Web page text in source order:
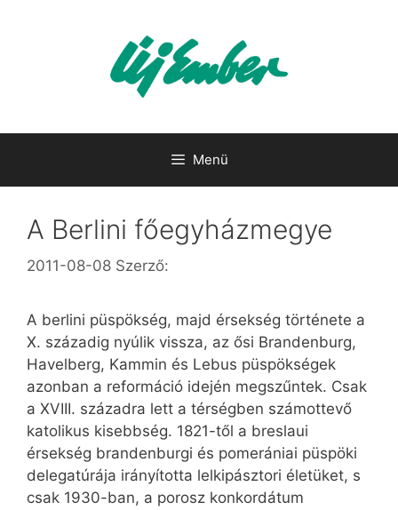
Menü
A Berlini főegyházmegye
2011-08-08 Szerző:
A berlini püspökség, majd érsekség története a
X. századig nyúlik vissza, az ősi Brandenburg,
Havelberg, Kammin és Lebus püspökségek
azonban a reformáció idején megszűntek. Csak
a XVIII. századra lett a térségben számottevő
katolikus kisebbség. 1821-től a breslaui
érsekség brandenburgi és pomerániai püspöki
delegatúrája irányította lelkipásztori életüket, s
csak 1930-ban, a porosz konkordátum